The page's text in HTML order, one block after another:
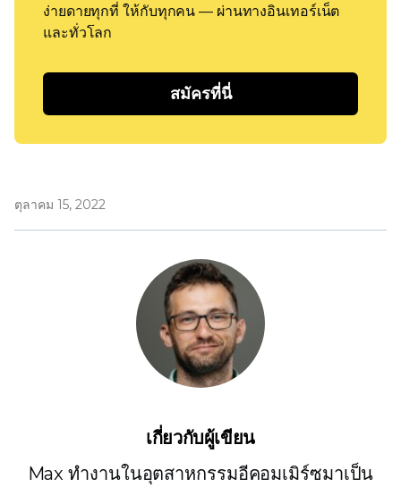
ง่ายดายทุกที่ ให้กับทุกคน — ผ่านทางอินเทอร์เน็ต
และทั่วโลก
สมัครที่นี่
ตุลาคม 15, 2022
เกี่ยวกับผู้เขียน
Max ทำงานในอุตสาหกรรมอีคอมเมิร์ซมาเป็น